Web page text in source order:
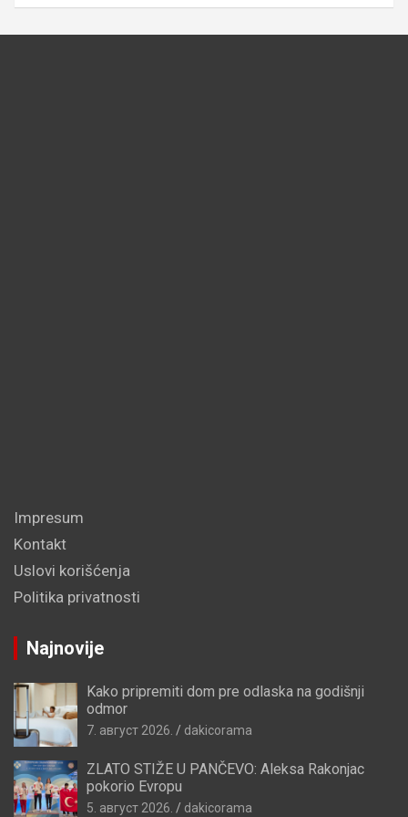
Impresum
Kontakt
Uslovi korišćenja
Politika privatnosti
Najnovije
Kako pripremiti dom pre odlaska na godišnji
odmor
7. август 2026. dakicorama
ZLATO STIŽE U PANČEVO: Aleksa Rakonjac
pokorio Evropu
5. август 2026. dakicorama